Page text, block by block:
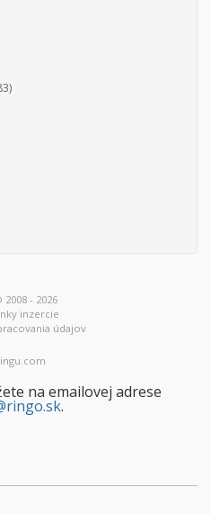
- 2026
inzercie
údajov
na emailovej adrese
.